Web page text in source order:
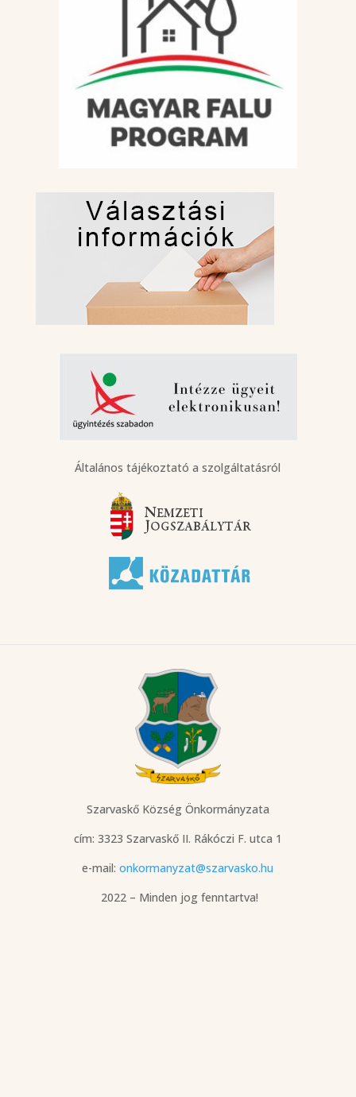
Általános tájékoztató a szolgáltatásról
Szarvaskő Község Önkormányzata
cím: 3323 Szarvaskő II. Rákóczi F. utca 1
e-mail:onkormanyzat@szarvasko.hu
2022 – Minden jog fenntartva!